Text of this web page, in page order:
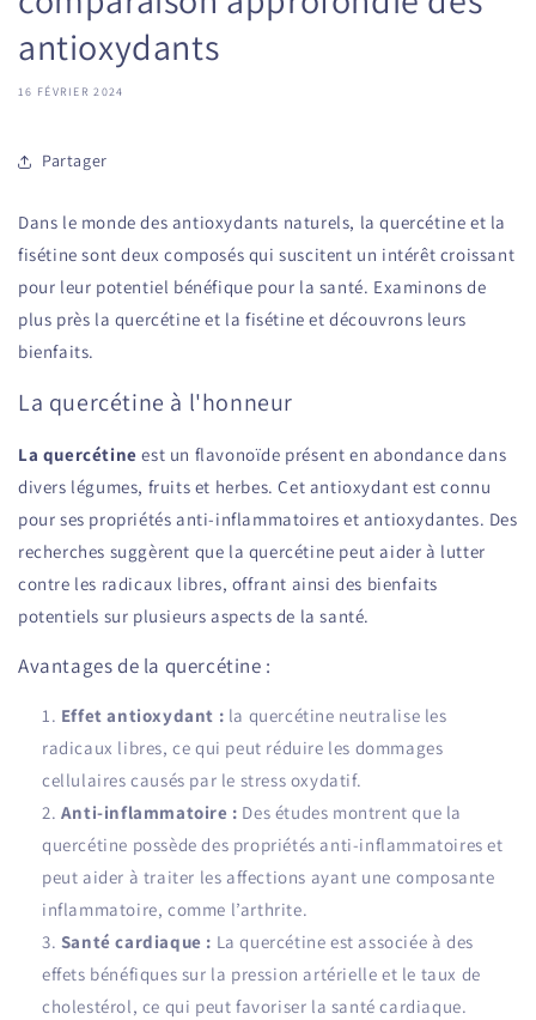
antioxydants
16 FÉVRIER 2024
Partager
Dans le monde des antioxydants naturels, la quercétine et la
fisétine sont deux composés qui suscitent un intérêt croissant
pour leur potentiel bénéfique pour la santé. Examinons de
plus près la quercétine et la fisétine et découvrons leurs
bienfaits.
La quercétine à l'honneur
La quercétine est un flavonoïde présent en abondance dans
divers légumes, fruits et herbes. Cet antioxydant est connu
pour ses propriétés anti-inflammatoires et antioxydantes. Des
recherches suggèrent que la quercétine peut aider à lutter
contre les radicaux libres, offrant ainsi des bienfaits
potentiels sur plusieurs aspects de la santé.
Avantages de la quercétine :
Effet antioxydant : la quercétine neutralise les
radicaux libres, ce qui peut réduire les dommages
cellulaires causés par le stress oxydatif.
Anti-inflammatoire : Des études montrent que la
quercétine possède des propriétés anti-inflammatoires et
peut aider à traiter les affections ayant une composante
inflammatoire, comme l’arthrite.
Santé cardiaque : La quercétine est associée à des
effets bénéfiques sur la pression artérielle et le taux de
cholestérol, ce qui peut favoriser la santé cardiaque.